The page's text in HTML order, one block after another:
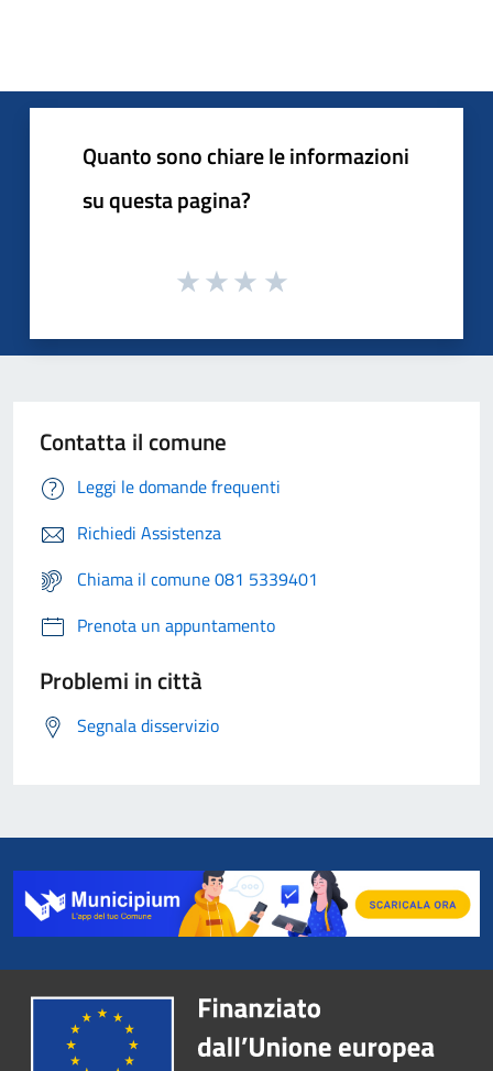
Quanto sono chiare le informazioni
su questa pagina?
Contatta il comune
Leggi le domande frequenti
Richiedi Assistenza
Chiama il comune 081 5339401
Prenota un appuntamento
Problemi in città
Segnala disservizio